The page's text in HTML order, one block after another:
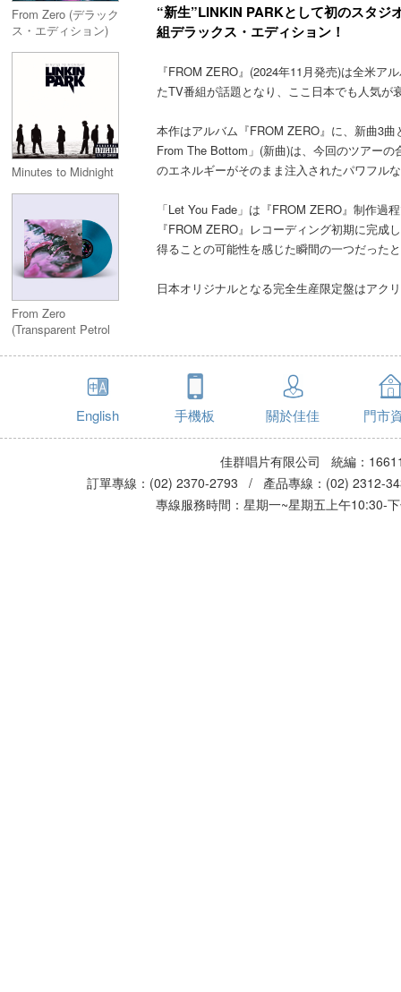
From Zero (デラック
ス・エディション)
(2CD+アクリル・ス
マホスタンド+キー
Minutes to Midnight
From Zero
(Transparent Petrol
“新生”LINKIN PARKとして初のスタジ
組デラックス・エディション！
『FROM ZERO』(2024年11月発売)は全米
たTV番組が話題となり、ここ日本でも人気が
本作はアルバム『FROM ZERO』に、新曲3
From The Bottom」(新曲)は、今回のツアー
のエネルギーがそのまま注入されたパワフル
「Let You Fade」は『FROM ZERO』制作
『FROM ZERO』レコーディング初期に完
得ることの可能性を感じた瞬間の一つだった
日本オリジナルとなる完全生産限定盤はアク
English 手機板 關於佳佳 門市
佳群唱片有限公司 統編：
訂單專線：(02) 2370-2793 / 產品專線：(02)
專線服務時間：星期一~星期五上午10:30-